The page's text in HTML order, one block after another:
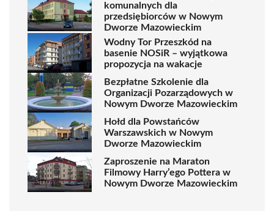
komunalnych dla
przedsiębiorców w Nowym
Dworze Mazowieckim
Wodny Tor Przeszkód na
basenie NOSiR – wyjątkowa
propozycja na wakacje
Bezpłatne Szkolenie dla
Organizacji Pozarządowych w
Nowym Dworze Mazowieckim
Hołd dla Powstańców
Warszawskich w Nowym
Dworze Mazowieckim
Zaproszenie na Maraton
Filmowy Harry’ego Pottera w
Nowym Dworze Mazowieckim